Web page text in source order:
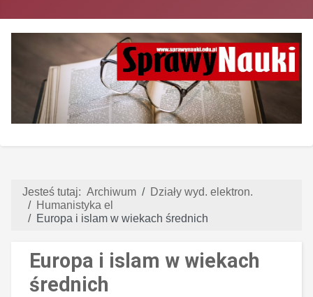
Jesteś tutaj: Archiwum
Działy wyd. elektron.
Humanistyka el
Europa i islam w wiekach średnich
Europa i islam w wiekach
średnich